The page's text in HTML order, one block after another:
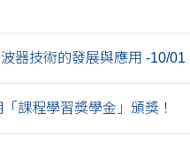
器技術的發展與應用 -10/01
課程學習獎學金」頒獎！